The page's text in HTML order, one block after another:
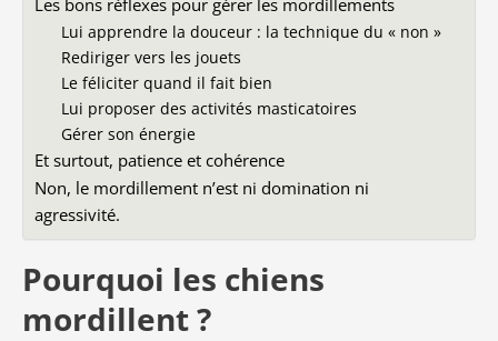
Lui apprendre la douceur : la technique du « non »
Rediriger vers les jouets
Le féliciter quand il fait bien
Lui proposer des activités masticatoires
Gérer son énergie
Et surtout, patience et cohérence
Non, le mordillement n’est ni domination ni
agressivité.
Pourquoi les chiens
mordillent ?